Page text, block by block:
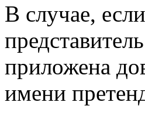
В случае,
приложена
имени